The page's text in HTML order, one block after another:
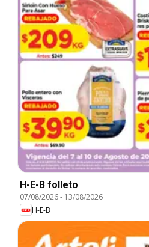
H-E-B folleto
07/08/2026- 13/08/2026
H-E-B